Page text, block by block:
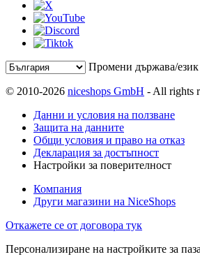
Промени държава/език
© 2010-2026 niceshops GmbH - All rights
Данни и условия на ползване
Защита на данните
Общи условия и право на отказ
Декларация за достъпност
Настройки за поверителност
Компания
Други магазини на NiceShops
Откажете се от договора тук
Персонализиране на настройките за